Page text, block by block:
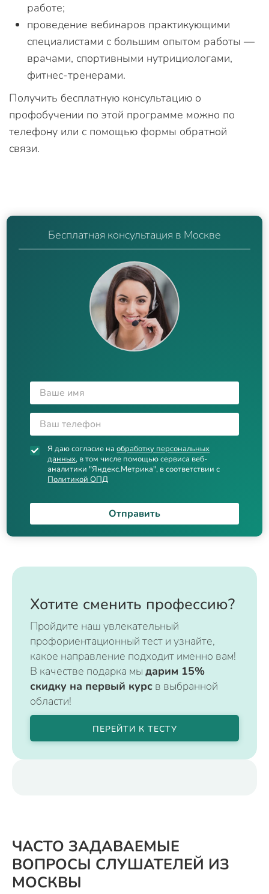
работе;
проведение вебинаров практикующими
специалистами с большим опытом работы —
врачами, спортивными нутрициологами,
фитнес-тренерами.
Получить бесплатную консультацию о
профобучении по этой программе можно по
телефону или с помощью формы обратной
связи.
Бесплатная консультация в Москве
Я даю согласие наобработку персональных
данных, в том числе помощью сервиса веб-
аналитики "Яндекс.Метрика", в соответствии с
Политикой ОПД
Отправить
Хотите сменить профессию?
Пройдите наш увлекательный
профориентационный тест и узнайте,
какое направление подходит именно вам!
В качестве подарка мы дарим 15%
скидку на первый курс в выбранной
области!
ПЕРЕЙТИ К ТЕСТУ
ЧАСТО ЗАДАВАЕМЫЕ
ВОПРОСЫ СЛУШАТЕЛЕЙ ИЗ
МОСКВЫ